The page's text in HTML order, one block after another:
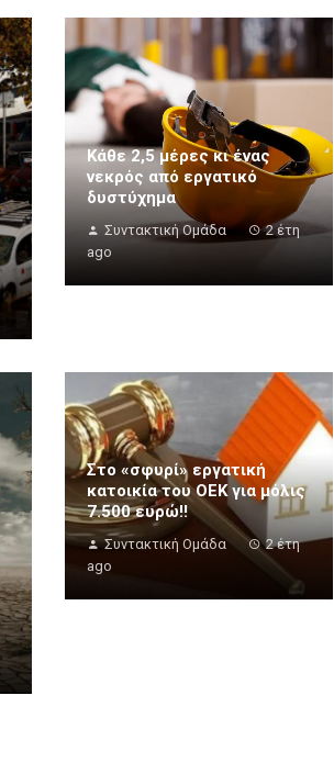
Κάθε 2,5 μέρες κι ένας
νεκρός από εργατικό
δυστύχημα
Συντακτική Ομάδα
2 έτη
ago
Στο «σφυρί» εργατική
κατοικία του ΟΕΚ για μόλις
7.500 ευρώ!!
Συντακτική Ομάδα
2 έτη
ago